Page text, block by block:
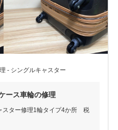
- シングルキャスター
ース車輪の修理
スター修理1輪タイプ4か所 税